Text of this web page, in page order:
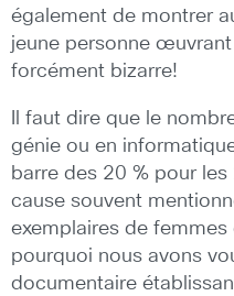
également de montrer
jeune personne
forcément bizarre!
Il faut dire que le
génie ou en
barre des 20 % pour
cause souvent
exemplaires de femmes
pourquoi nous avons
documentaire